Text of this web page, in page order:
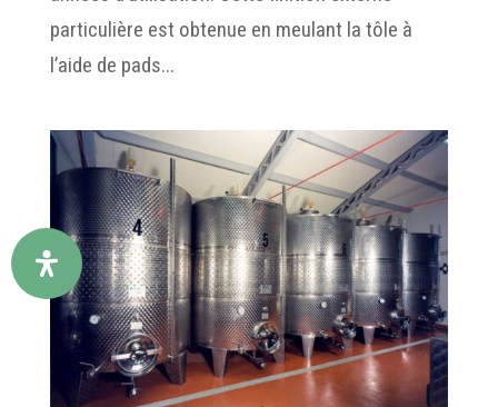
particulière est obtenue en meulant la tôle à
l’aide de pads...